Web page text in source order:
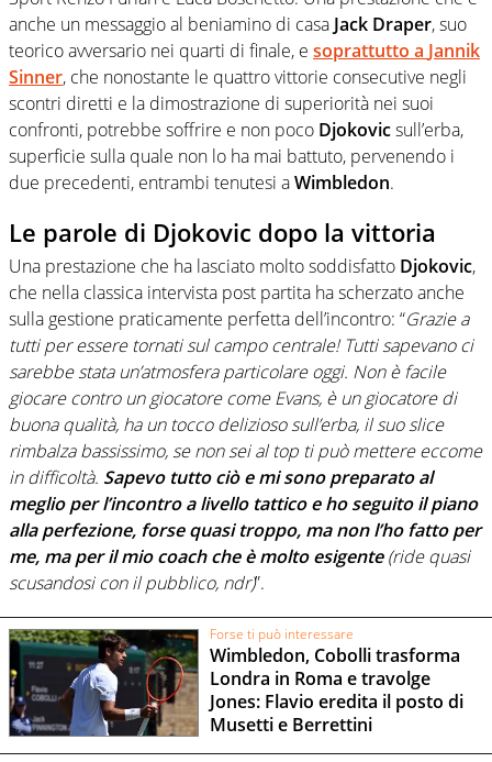
anche un messaggio al beniamino di casa Jack Draper, suo
teorico avversario nei quarti di finale, e soprattutto a Jannik
Sinner, che nonostante le quattro vittorie consecutive negli
scontri diretti e la dimostrazione di superiorità nei suoi
confronti, potrebbe soffrire e non poco Djokovicsull’erba,
superficie sulla quale non lo ha mai battuto, pervenendo i
due precedenti, entrambi tenutesi aWimbledon.
Le parole di Djokovic dopo la vittoria
Una prestazione che ha lasciato molto soddisfatto Djokovic,
che nella classica intervista post partita ha scherzato anche
sulla gestione praticamente perfetta dell’incontro: “Grazie a
tutti per essere tornati sul campo centrale! Tutti sapevano ci
sarebbe stata un’atmosfera particolare oggi. Non è facile
giocare contro un giocatore come Evans, è un giocatore di
buona qualità, ha un tocco delizioso sull’erba, il suo slice
rimbalza bassissimo, se non sei al top ti può mettere eccome
in difficoltà. Sapevo tutto ciò e mi sono preparato al
meglio per l’incontro a livello tattico e ho seguito il piano
alla perfezione, forse quasi troppo, ma non l’ho fatto per
me, ma per il mio coach che è molto esigente(ride quasi
scusandosi con il pubblico, ndr)”.
Forse ti può interessare
Wimbledon, Cobolli trasforma
Londra in Roma e travolge
Jones: Flavio eredita il posto di
Musetti e Berrettini